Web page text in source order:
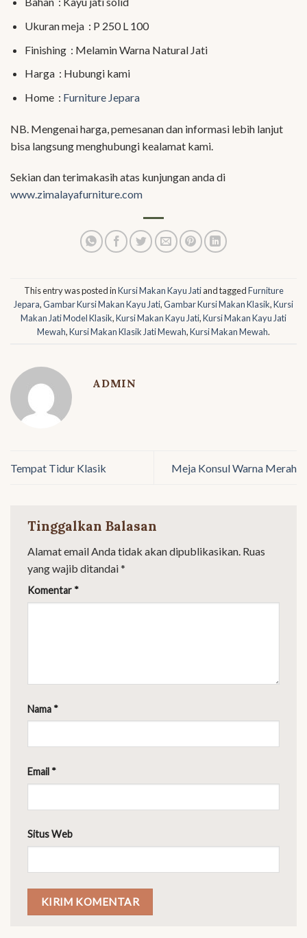
Ukuran meja : P 250 L 100
Finishing : Melamin Warna Natural Jati
Harga : Hubungi kami
Home : Furniture Jepara
NB. Mengenai harga, pemesanan dan informasi lebih lanjut
bisa langsung menghubungi kealamat kami.
Sekian dan terimakasih atas kunjungan anda di
www.zimalayafurniture.com
This entry was posted inKursi Makan Kayu Jatiand taggedFurniture
Jepara,Gambar Kursi Makan Kayu Jati,Gambar Kursi Makan Klasik,Kursi
Makan Jati Model Klasik,Kursi Makan Kayu Jati,Kursi Makan Kayu Jati
Mewah,Kursi Makan Klasik Jati Mewah,Kursi Makan Mewah.
ADMIN
Tempat Tidur Klasik Meja Konsul Warna Merah
Tinggalkan Balasan
Alamat email Anda tidak akan dipublikasikan. Ruas
yang wajib ditandai*
Komentar *
Nama *
Email *
Situs Web